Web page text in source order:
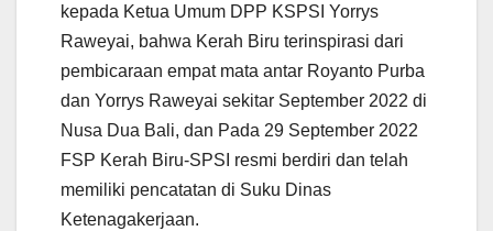
kepada Ketua Umum DPP KSPSI Yorrys
Raweyai, bahwa Kerah Biru terinspirasi dari
pembicaraan empat mata antar Royanto Purba
dan Yorrys Raweyai sekitar September 2022 di
Nusa Dua Bali, dan Pada 29 September 2022
FSP Kerah Biru-SPSI resmi berdiri dan telah
memiliki pencatatan di Suku Dinas
Ketenagakerjaan.